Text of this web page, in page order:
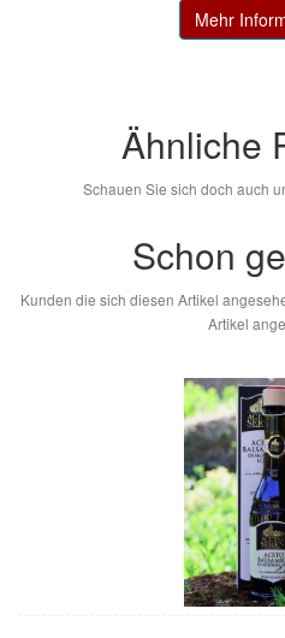
Mehr
Ähnliche
Schauen Sie sich doch auch
Schon
Kunden die sich diesen Artikel
Artikel